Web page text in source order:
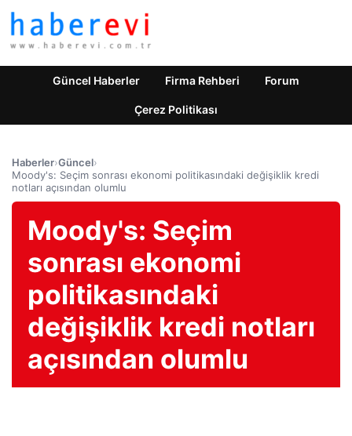
Güncel Haberler Firma Rehberi Forum
Çerez Politikası
Haberler›Güncel›
Moody's: Seçim sonrası ekonomi politikasındaki değişiklik kredi
notları açısından olumlu
Moody's: Seçim
sonrası ekonomi
politikasındaki
değişiklik kredi notları
açısından olumlu